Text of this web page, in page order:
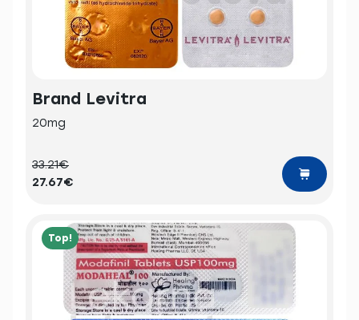
Brand Levitra
20mg
33.21€
27.67€
Top!